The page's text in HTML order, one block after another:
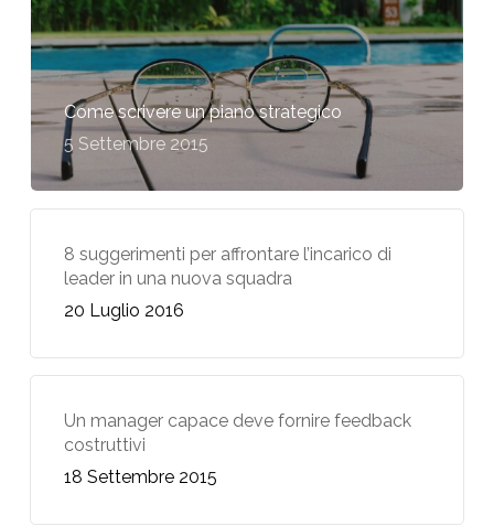
Come scrivere un piano strategico
5 Settembre 2015
8 suggerimenti per affrontare l’incarico di
leader in una nuova squadra
20 Luglio 2016
Un manager capace deve fornire feedback
costruttivi
18 Settembre 2015